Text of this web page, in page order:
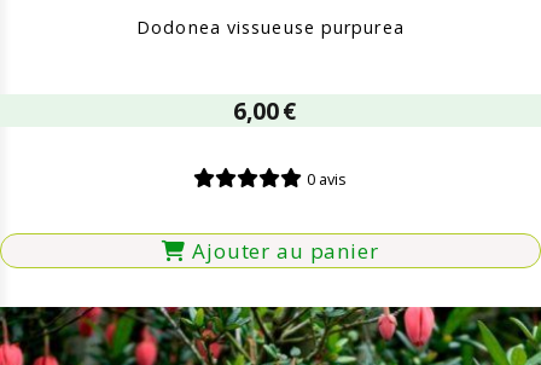
Dodonea vissueuse purpurea
6,00€
0 avis
Ajouter au panier